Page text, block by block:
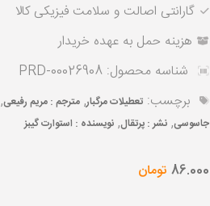
گارانتی اصالت و سلامت فیزیکی کالا
هزینه حمل به عهده خریدار
شناسه محصول: PRD-00026908
برچسب: تعطیلات مرگبار, مترجم : مریم رفیعی,
جاسوسی, نشر : پرتقال, نویسنده : استوارت گیبز
86.000 تومان